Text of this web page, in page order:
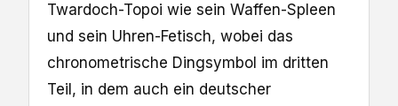
Twardoch-Topoi wie sein Waffen-Spleen
und sein Uhren-Fetisch, wobei das
chronometrische Dingsymbol im dritten
Teil, in dem auch ein deutscher